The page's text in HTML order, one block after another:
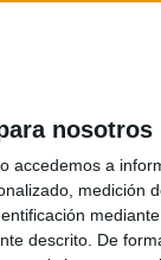
nosotros
accedemos a
medición
descrito. De